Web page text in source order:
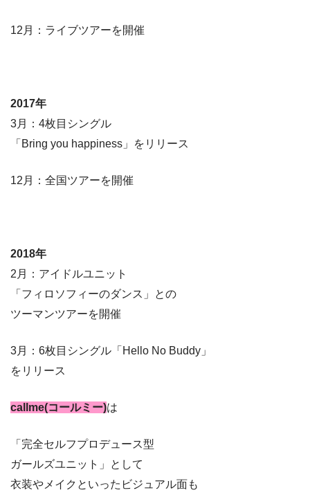
12月：ライブツアーを開催
2017年
3月：4枚目シングル
「Bring you happiness」をリリース
12月：全国ツアーを開催
2018年
2月：アイドルユニット
「フィロソフィーのダンス」との
ツーマンツアーを開催
3月：6枚目シングル「Hello No Buddy」
をリリース
callme(コールミー)は
「完全セルフプロデュース型
ガールズユニット」として
衣装やメイクといったビジュアル面も